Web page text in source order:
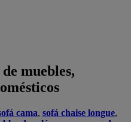
muebles,
cama, sofá chaise longue,